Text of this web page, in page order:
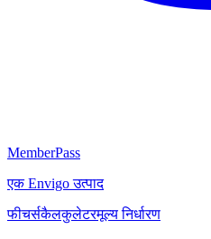
MemberPass
एकEnvigoउत्पाद
फीचर्सकैलकुलेटरमूल्य निर्धारण